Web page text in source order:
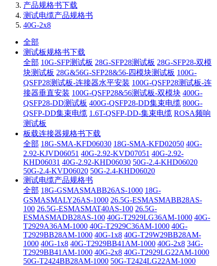
产品规格书下载
测试电缆产品规格书
40G-2x8
全部
测试板规格书下载
全部 10G-SFP测试板 28G-SFP28测试板 28G-SFP28-双模
块测试板 28G&56G-SFP28&56-四模块测试板 100G-
QSFP28测试板-连接器水平安装 100G-QSFP28测试板-连
接器垂直安装 100G-QSFP28&56测试板-双模块 400G-
QSFP28-DD测试板 400G-QSFP28-DD集束电缆 800G-
QSFP-DD集束电缆 1.6T-QSFP-DD-集束电缆 ROSA频响
测试板
板载连接器规格书下载
全部 18G-SMA-KFD06030 18G-SMA-KFD02050 40G-
2.92-KJVD06051 40G-2.92-KVD07051 40G-2.92-
KHD06031 40G-2.92-KHD06030 50G-2.4-KHD06020
50G-2.4-KVD06020 50G-2.4-KHD06020
测试电缆产品规格书
全部 18G-GSMASMABB26AS-1000 18G-
GSMASMALY26AS-1000 26.5G-ESMASMABB28AS-
100 26.5G-ESMASMAT40AS-100 26.5G-
ESMASMADB28AS-100 40G-T2929LG36AM-1000 40G-
T2929A36AM-1000 40G-T2929C36AM-1000 40G-
T2929BB28AM-1000 40G-1x8 40G-T29W29BB28AM-
1000 40G-1x8 40G-T2929BB41AM-1000 40G-2x8 34G-
T2929BB41AM-1000 40G-2x8 40G-T2929LG22AM-1000
50G-T2424BB28AM-1000 50G-T2424LG22AM-1000